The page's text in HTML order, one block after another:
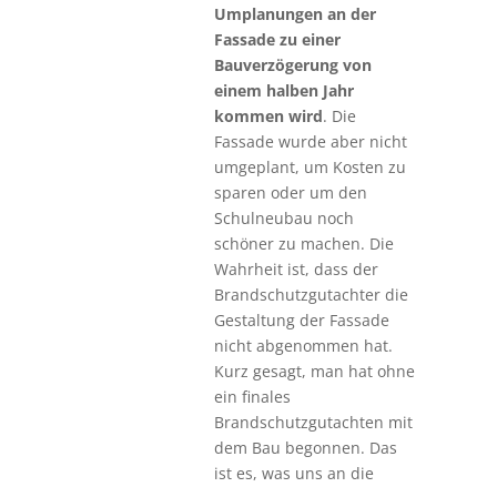
Umplanungen an der
Fassade zu einer
Bauverzögerung von
einem halben Jahr
kommen wird. Die
Fassade wurde aber nicht
umgeplant, um Kosten zu
sparen oder um den
Schulneubau noch
schöner zu machen. Die
Wahrheit ist, dass der
Brandschutzgutachter die
Gestaltung der Fassade
nicht abgenommen hat.
Kurz gesagt, man hat ohne
ein finales
Brandschutzgutachten mit
dem Bau begonnen. Das
ist es, was uns an die